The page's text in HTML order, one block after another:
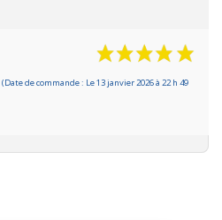
(Date de commande : Le 13 janvier 2026 à 22 h 49